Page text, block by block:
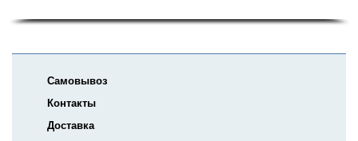
Самовывоз
Контакты
Доставка